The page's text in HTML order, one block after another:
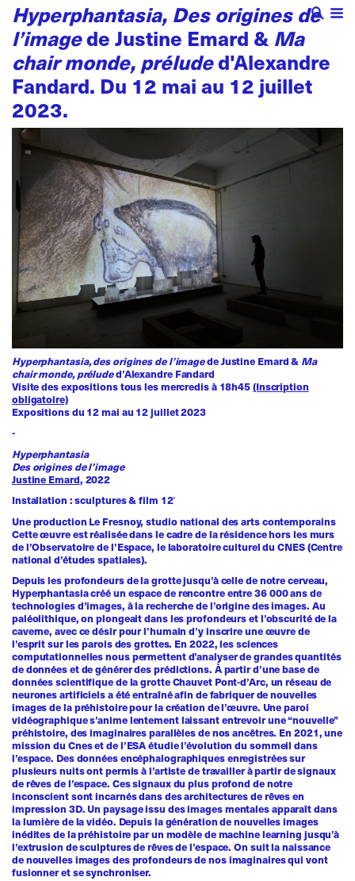
Hyperphantasia, Des origines de
l’imagede Justine Emard & Ma
chair monde, préluded'Alexandre
Fandard. Du 12 mai au 12 juillet
2023.
Hyperphantasia, des origines de l’imagede Justine Emard & Ma
chair monde, préluded’Alexandre Fandard
Visite des expositions tous les mercredis à 18h45(Inscription
obligatoire)
Expositions du 12 mai au 12 juillet 2023
-
Hyperphantasia
Des origines de l’image
Justine Emard, 2022
Installation : sculptures & film 12′
Une production Le Fresnoy, studio national des arts contemporains
Cette œuvre est réalisée dans le cadre de la résidence hors les murs
de l’Observatoire de l’Espace, le laboratoire culturel du CNES (Centre
national d’études spatiales).
Depuis les profondeurs de la grotte jusqu’à celle de notre cerveau,
Hyperphantasia créé un espace de rencontre entre 36 000 ans de
technologies d’images, à la recherche de l’origine des images. Au
paléolithique, on plongeait dans les profondeurs et l’obscurité de la
caverne, avec ce désir pour l’humain d’y inscrire une œuvre de
l’esprit sur les parois des grottes. En 2022, les sciences
computationnelles nous permettent d’analyser de grandes quantités
de données et de générer des prédictions. À partir d’une base de
données scientifique de la grotte Chauvet Pont-d’Arc, un réseau de
neurones artificiels a été entraîné afin de fabriquer de nouvelles
images de la préhistoire pour la création de l’œuvre. Une paroi
vidéographique s’anime lentement laissant entrevoir une “nouvelle”
préhistoire, des imaginaires parallèles de nos ancêtres. En 2021, une
mission du Cnes et de l’ESA étudie l’évolution du sommeil dans
l’espace. Des données encéphalographiques enregistrées sur
plusieurs nuits ont permis à l’artiste de travailler à partir de signaux
de rêves de l’espace. Ces signaux du plus profond de notre
inconscient sont incarnés dans des architectures de rêves en
impression 3D. Un paysage issu des images mentales apparaît dans
la lumière de la vidéo. Depuis la génération de nouvelles images
inédites de la préhistoire par un modèle de machine learning jusqu’à
l’extrusion de sculptures de rêves de l’espace. On suit la naissance
de nouvelles images des profondeurs de nos imaginaires qui vont
fusionner et se synchroniser.